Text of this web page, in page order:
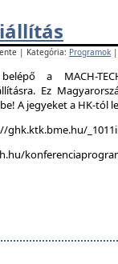
| Kategória: Programok |
a MACH-
Ez
A jegyeket a HK-tól
ghk.ktk.bme.hu/